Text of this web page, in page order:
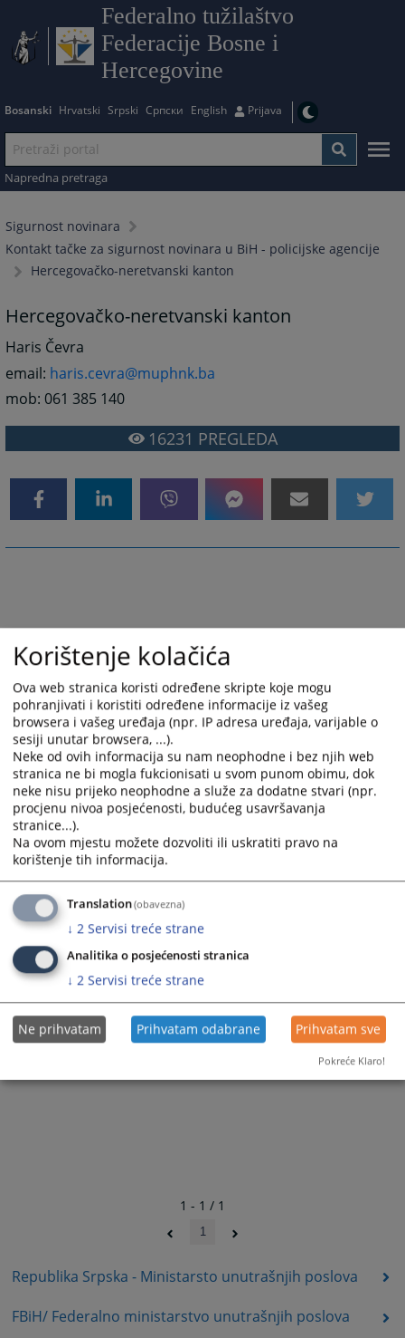
Federalno tužilaštvo
Federacije Bosne i
Hercegovine
Bosanski Hrvatski Srpski Српски English Prijava
Napredna pretraga
Sigurnost novinara
Kontakt tačke za sigurnost novinara u BiH - policijske agencije
Hercegovačko-neretvanski kanton
Republika Srpska - Ministarsto unutrašnjih poslova
FBiH/ Federalno ministarstvo unutrašnjih poslova
Hercegovačko-neretvanski kanton
Haris Čevra
email: haris.cevra@muphnk.ba
mob: 061 385 140
16231 PREGLEDA
1 - 1 / 1
1
Korištenje kolačića
Ova web stranica koristi određene skripte koje mogu
pohranjivati i koristiti određene informacije iz vašeg
browsera i vašeg uređaja (npr. IP adresa uređaja, varijable o
sesiji unutar browsera, ...).
Neke od ovih informacija su nam neophodne i bez njih web
stranica ne bi mogla fukcionisati u svom punom obimu, dok
neke nisu prijeko neophodne a služe za dodatne stvari (npr.
procjenu nivoa posjećenosti, budućeg usavršavanja
stranice...).
Na ovom mjestu možete dozvoliti ili uskratiti pravo na
korištenje tih informacija.
Translation(obavezna)
↓ 2 Servisi treće strane
Analitika o posjećenosti stranica
↓ 2 Servisi treće strane
Ne prihvatam Prihvatam odabrane Prihvatam sve
Pokreće Klaro!